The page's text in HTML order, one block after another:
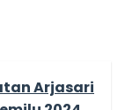
Arjasari